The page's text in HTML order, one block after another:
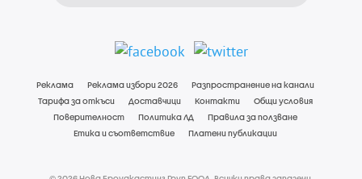
Реклама Реклама избори 2026
Разпространение на канали
Тарифа за откъси
Доставчици Контакти
Общи условия
Поверителност
Политика ЛД
Правила за ползване
Етика и съответствие
Платени публикации